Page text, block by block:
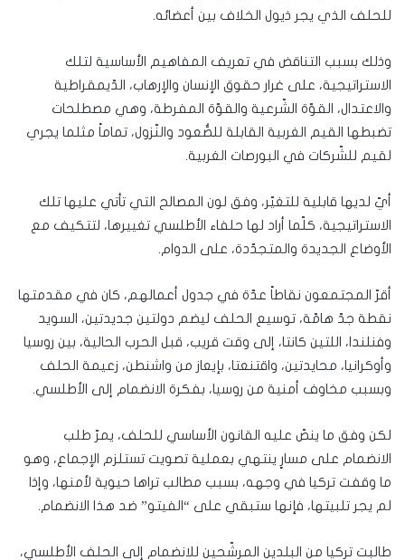
للحلف الذي يجر ذيول الخلاف بين أعضائه.
وذلك بسبب التناقض في تعريف المفاهيم الأساسية لتلك
الاستراتيجية، على غرار حقوق الإنسان والإرهاب، الدّيمقراطية
والاعتدال، القوّة الشّرعية والقوّة المفرطة، وهي مصطلحات
تضبطها القيم الغربية القابلة للصُّعود والنّزول، تماماً مثلما يجري
لقيم للشّركات في البورصات الغربية.
أيّ لديها قابلية للتغيّر، وفق لون المصالح التي تأتي عليها تلك
الاستراتيجية، كلّما أراد لها حلفاء الأطلسي تغييرها، لتتكيف مع
الأوضاع الجديدة والمتجدّدة، على الدوام.
أقرّ المجتمعون نقاطاً عدّة في جدول أعمالهم، كان في مقدمتها
نقطة جدّ هامّة، توسيع الحلف ليضم دولتين جديدتين، السويد
وفنلندا، اللتين كانتا، إلى وقت قريب، قبل الحرب الحالية، بين روسيا
وأوكرانيا، محايدتين، واقتنعتا، بإيعاز من واشنطن، زعيمة الحلف
وبسبب مخاوف أمنية من روسيا، بفكرة الانضمام إلى الأطلسي.
لكن وفق ما ينصّ عليه القانون الأساسي للحلف، يمرّ طلب
الانضمام على مسارٍ ينتهي بعملية تصويت تستلزم الإجماع، وهو
ما وقفت تركيا في وجهه، بسبب مطالب تراها حيوية لأمنها، وإذا
لم يجر تلبيتها، فإنها ستبقي على “الفيتو” ضد هذا الانضمام.
طالبت تركيا من البلدين المرشّحين للانضمام إلى الحلف الأطلسي،